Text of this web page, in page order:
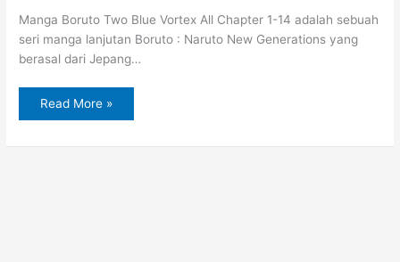
Manga Boruto Two Blue Vortex All Chapter 1-14 adalah sebuah
seri manga lanjutan Boruto : Naruto New Generations yang
berasal dari Jepang…
Read More »